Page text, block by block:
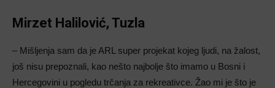
Mirzet Halilović, Tuzla
– Mišljenja sam da je ARL super projekat kojeg ljudi, na žalost,
još nisu prepoznali, kao nešto najbolje što imamo u Bosni i
Hercegovini u pogledu trčanja za rekreativce. Žao mi je što je